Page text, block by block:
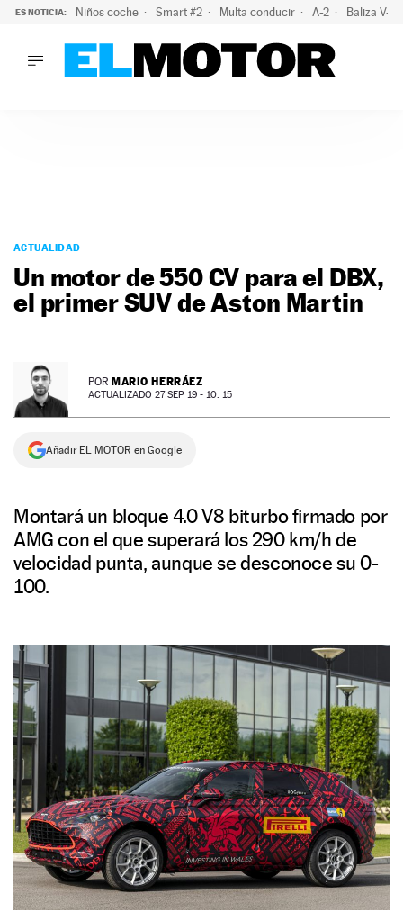
ES NOTICIA: Niños coche Smart #2 Multa conducir A-2 Baliza V-
PODCAST
MOTOS
TECNOLOGÍA
SUPERCOCHES
PREMIOS
SERVICIOS
ACTUALIDAD
Un motor de 550 CV para el DBX,
el primer SUV de Aston Martin
POR MARIO HERRÁEZ
ACTUALIZADO 27 SEP 19 - 10: 15
Añadir EL MOTOR en Google
Montará un bloque 4.0 V8 biturbo firmado por
AMG con el que superará los 290 km/h de
velocidad punta, aunque se desconoce su 0-
100.